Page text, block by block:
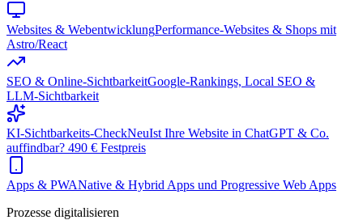
Websites & WebentwicklungPerformance-Websites & Shops mit
Astro/React
SEO & Online-SichtbarkeitGoogle-Rankings, Local SEO &
LLM-Sichtbarkeit
KI-Sichtbarkeits-CheckNeuIst Ihre Website in ChatGPT & Co.
auffindbar? 490 € Festpreis
Apps & PWANative & Hybrid Apps und Progressive Web Apps
Prozesse digitalisieren